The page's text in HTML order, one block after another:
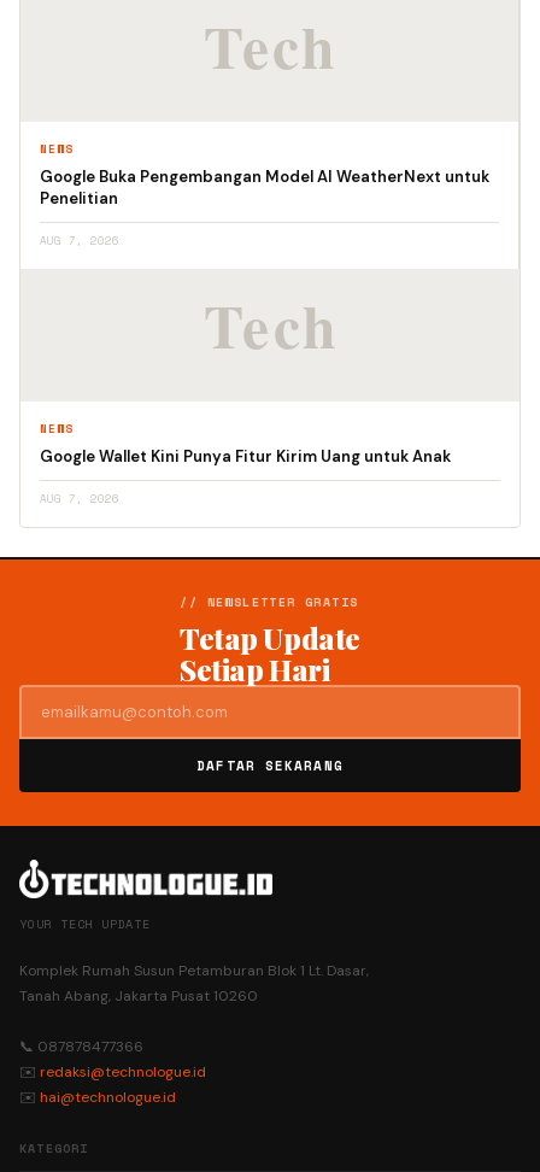
NEWS
Google Buka Pengembangan Model AI WeatherNext untuk
Penelitian
AUG 7, 2026
NEWS
Google Wallet Kini Punya Fitur Kirim Uang untuk Anak
AUG 7, 2026
// NEWSLETTER GRATIS
Tetap Update
Setiap Hari
DAFTAR SEKARANG
YOUR TECH UPDATE
Komplek Rumah Susun Petamburan Blok 1 Lt. Dasar,
Tanah Abang, Jakarta Pusat 10260
📞 087878477366
✉️ redaksi@technologue.id
✉️ hai@technologue.id
KATEGORI